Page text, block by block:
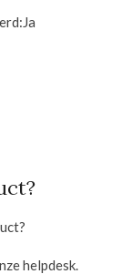
Ja
helpdesk.